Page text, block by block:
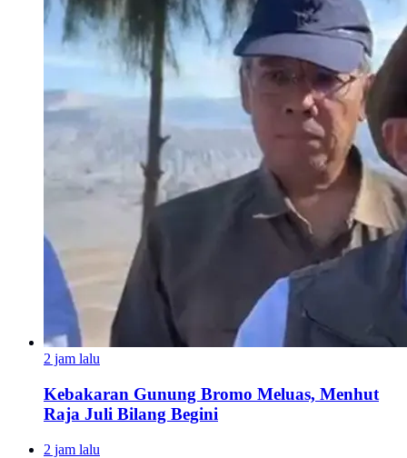
2 jam lalu
Kebakaran Gunung Bromo Meluas, Menhut
Raja Juli Bilang Begini
2 jam lalu